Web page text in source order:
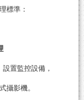
標準：
置監控設備，
攝影機。